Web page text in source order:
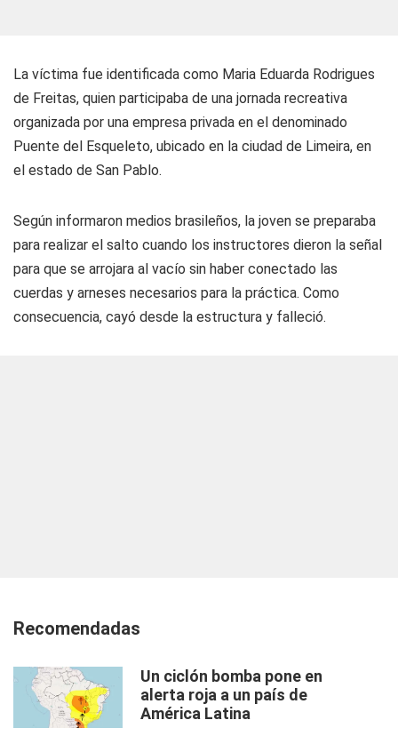
La víctima fue identificada como Maria Eduarda Rodrigues
de Freitas, quien participaba de una jornada recreativa
organizada por una empresa privada en el denominado
Puente del Esqueleto, ubicado en la ciudad de Limeira, en
el estado de San Pablo.
Según informaron medios brasileños, la joven se preparaba
para realizar el salto cuando los instructores dieron la señal
para que se arrojara al vacío sin haber conectado las
cuerdas y arneses necesarios para la práctica. Como
consecuencia, cayó desde la estructura y falleció.
Recomendadas
Un ciclón bomba pone en
alerta roja a un país de
América Latina